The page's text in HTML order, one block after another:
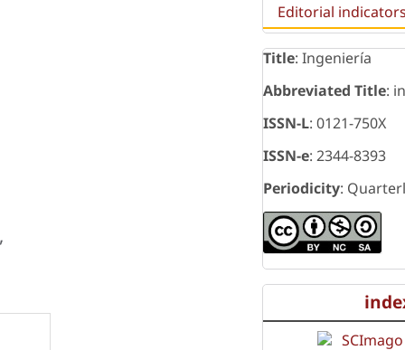
Editorial
Title: Ingeniería
Abbreviated Title:
ISSN-L: 0121-750X
ISSN-e: 2344-8393
Periodicity: